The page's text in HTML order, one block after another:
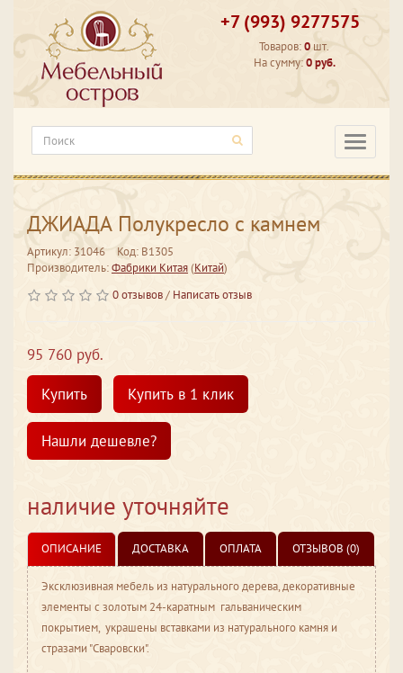
+7 (993) 9277575
Товаров:0 шт.
На сумму:0 руб.
ДЖИАДА Полукресло с камнем
Артикул: 31046
Код: В1305
Производитель:Фабрики Китая(Китай)
0 отзывов/ Написать отзыв
95 760 руб.
Купить
Купить в 1 клик
Нашли дешевле?
наличие уточняйте
ОПИСАНИЕ ДОСТАВКА ОПЛАТА ОТЗЫВОВ (0)
Эксклюзивная мебель из натурального дерева, декоративные
элементы с золотым 24-каратным гальваническим
покрытием, украшены вставками из натурального камня и
стразами "Сваровски".